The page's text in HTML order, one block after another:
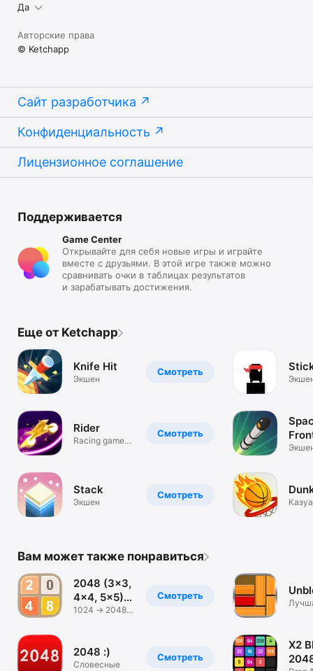
Да
Авторские права
© Ketchapp
Сайт разработчика
Конфиденциальность
Лицензионное соглашение
Поддерживается
Game Center
Открывайте для себя новые игры и играйте
вместе с друзьями. В этой игре также можно
сравнивать очки в таблицах результатов
и зарабатывать достижения.
Еще от Ketchapp
Смотреть
Knife Hit
Экшен
Смотреть
Rider
Racing game
Смотреть
Stack
Экшен
Вам может также понравиться
Смотреть
2048 (3x3,
4x4, 5x5)
AI
1024 -> 2048 -
Смотреть
2048 :)
Словесные
X2